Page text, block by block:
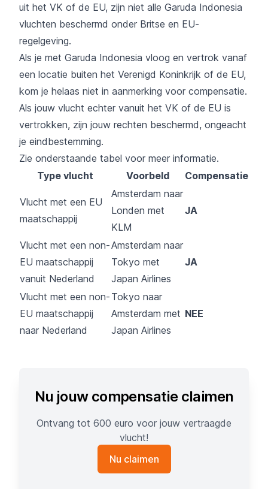
uit het VK of de EU, zijn niet alle Garuda Indonesia
vluchten beschermd onder Britse en EU-
regelgeving.
Als je met Garuda Indonesia vloog en vertrok vanaf
een locatie buiten het Verenigd Koninkrijk of de EU,
kom je helaas niet in aanmerking voor compensatie.
Als jouw vlucht echter vanuit het VK of de EU is
vertrokken, zijn jouw rechten beschermd, ongeacht
je eindbestemming.
Zie onderstaande tabel voor meer informatie.
Type vlucht
Voorbeld Compensatie
Vlucht met een EU
maatschappij
Amsterdam naar
Londen met
KLM
JA
Vlucht met een non-
EU maatschappij
vanuit Nederland
Amsterdam naar
Tokyo met
Japan Airlines
JA
Vlucht met een non-
EU maatschappij
naar Nederland
Tokyo naar
Amsterdam met
Japan Airlines
NEE
Nu jouw compensatie claimen
Ontvang tot 600 euro voor jouw vertraagde
vlucht!
Nu claimen